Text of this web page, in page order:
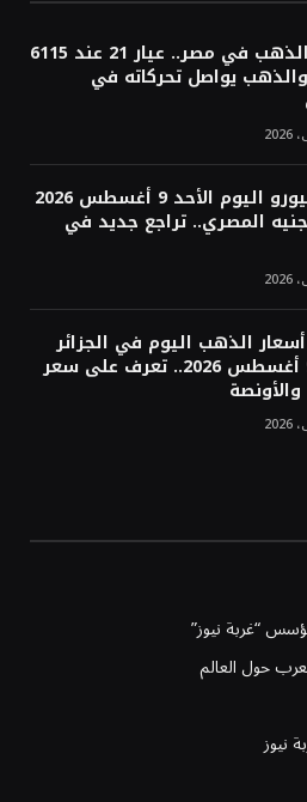
أسعار الذهب في مصر.. عيار 21 عند 6115
يواصل تحركاته في
سعر اليورو اليوم الأحد 9 أغسطس 2026
المصري.. تراجع جديد في
الذهب اليوم في الجزائر
الأحد 9 أغسطس 2026.. تعرف على سعر
والأونصة
“غربة نيوز”
حول العالم
نيوز